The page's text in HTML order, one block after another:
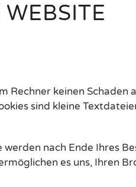
keinen Schaden
sind kleine
werden nach Ende Ihres
es uns, Ihren